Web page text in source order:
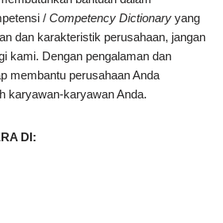
/ Competency Dictionary yang
dan karakteristik perusahaan, jangan
kami. Dengan pengalaman dan
membantu perusahaan Anda
karyawan-karyawan Anda.
DI: